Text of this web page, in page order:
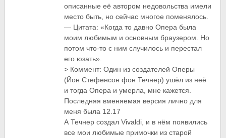
описанные её автором недовольства имели
место быть, но сейчас многое поменялось.
— Цитата: «Когда то давно Опера была
моим любимым и основным браузером. Но
потом что-то с ним случилось и перестал
его юзать».
> Коммент: Один из создателей Оперы
(Йон Стефенсон фон Течнер) ушёл из неё
и тогда Опера и умерла, мне кажется.
Последняя вменяемая версия лично для
меня была 12.17
А Течнер создал Vivaldi, и в нём появились
все мои любимые примочки из старой